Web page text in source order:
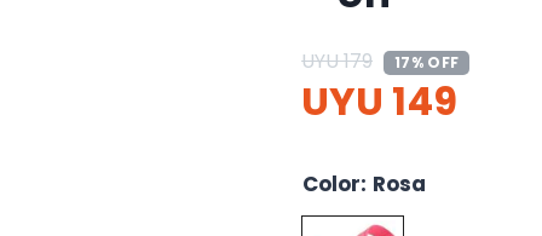
UYU179 17% OFF
UYU 149
Color: Rosa